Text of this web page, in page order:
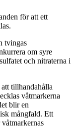
för att ett
tvingas
om syre
och nitraterna i
tillhandahålla
våtmarkerna
blir en
mångfald. Ett